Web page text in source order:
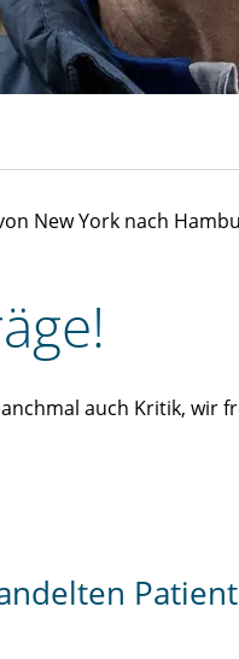
New York nach
auch Kritik,